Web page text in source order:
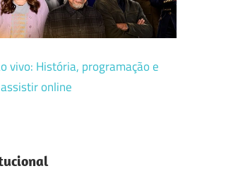
vivo: História, programação e
online